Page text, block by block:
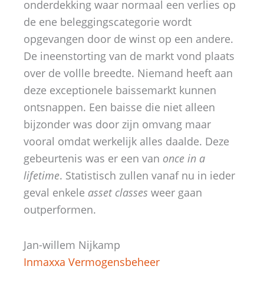
onderdekking waar normaal een verlies op
de ene beleggingscategorie wordt
opgevangen door de winst op een andere.
De ineenstorting van de markt vond plaats
over de vollle breedte. Niemand heeft aan
deze exceptionele baissemarkt kunnen
ontsnappen. Een baisse die niet alleen
bijzonder was door zijn omvang maar
vooral omdat werkelijk alles daalde. Deze
gebeurtenis was er een van once in a
lifetime. Statistisch zullen vanaf nu in ieder
geval enkele asset classes weer gaan
outperformen.
Jan-willem Nijkamp
Inmaxxa Vermogensbeheer